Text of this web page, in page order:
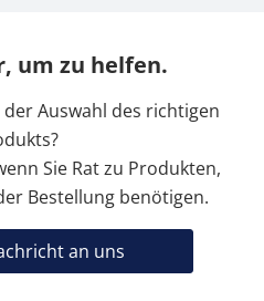
um zu helfen.
Auswahl des richtigen
Sie Rat zu Produkten,
Bestellung benötigen.
an uns